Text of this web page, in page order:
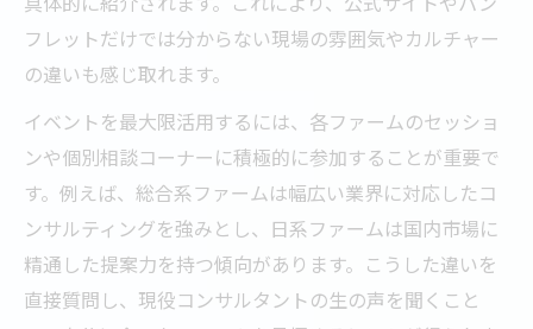
フレットだけでは分からない現場の雰囲気やカルチャー
の違いも感じ取れます。
イベントを最大限活用するには、各ファームのセッショ
ンや個別相談コーナーに積極的に参加することが重要で
す。例えば、総合系ファームは幅広い業界に対応したコ
ンサルティングを強みとし、日系ファームは国内市場に
精通した提案力を持つ傾向があります。こうした違いを
直接質問し、現役コンサルタントの生の声を聞くこと